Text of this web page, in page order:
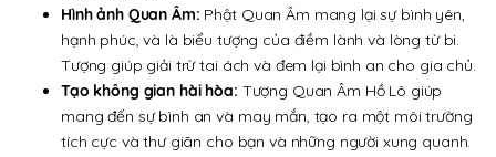
Hình ảnh Quan Âm: Phật Quan Âm mang lại sự bình yên,
hạnh phúc, và là biểu tượng của điềm lành và lòng từ bi.
Tượng giúp giải trừ tai ách và đem lại bình an cho gia chủ.
Tạo không gian hài hòa: Tượng Quan Âm Hồ Lô giúp
mang đến sự bình an và may mắn, tạo ra một môi trường
tích cực và thư giãn cho bạn và những người xung quanh.